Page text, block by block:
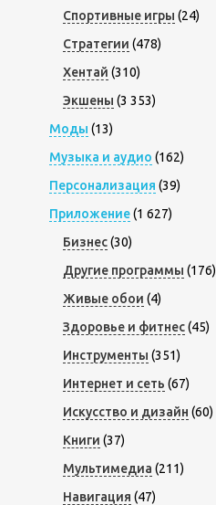
Спортивные игры (24)
Стратегии (478)
Хентай (310)
Экшены (3 353)
Моды (13)
Музыка и аудио (162)
Персонализация (39)
Приложение(1 627)
Бизнес(30)
Другие программы (176)
Живые обои (4)
Здоровье и фитнес(45)
Инструменты (351)
Интернет и сеть (67)
Искусство и дизайн (60)
Книги (37)
Мультимедиа (211)
Навигация (47)